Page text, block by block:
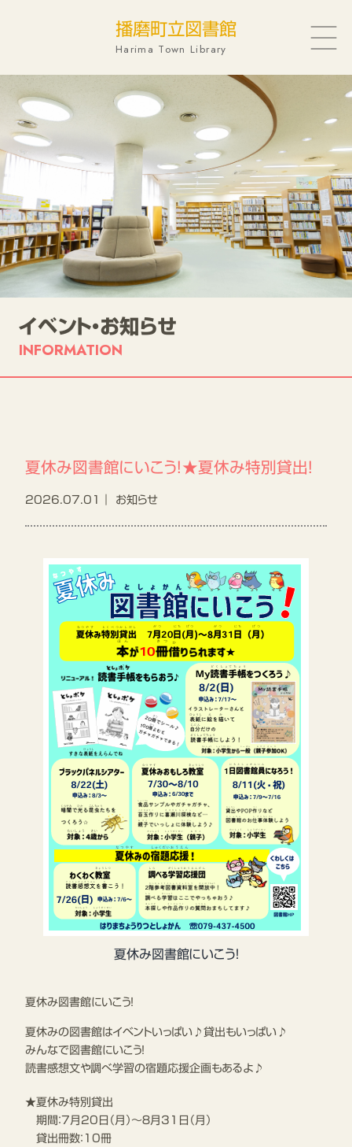
新着図書
特集展示
予約ランキング
電子図書館
イベント・お知らせ
SNS
施設案内
お問合せ
播磨町立図書館
Harima Town Library
イベント・お知らせ
INFORMATION
夏休み図書館にいこう！★夏休み特別貸出！
2026.07.01｜ お知らせ
夏休み図書館にいこう！
夏休み図書館にいこう！
夏休みの図書館はイベントいっぱい♪貸出もいっぱい♪
みんなで図書館にいこう！
読書感想文や調べ学習の宿題応援企画もあるよ♪
★夏休み特別貸出
期間：7月20日（月）～８月31日（月）
貸出冊数：10冊